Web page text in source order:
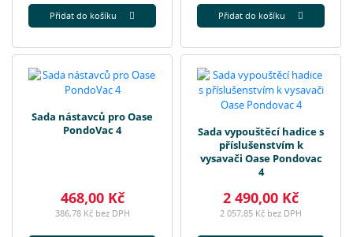
Přidat do košíku Přidat do košíku
Sada nástavců pro Oase
PondoVac 4
468,00 Kč
386,78 Kč bez DPH
Sada vypouštěcí hadice s
příslušenstvím k
vysavači Oase Pondovac
4
2 490,00 Kč
2 057,85 Kč bez DPH